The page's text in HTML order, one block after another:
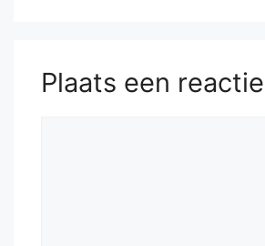
Plaats een reactie